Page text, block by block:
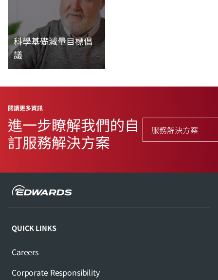
科學基礎減量目標倡
議
閱讀更多資訊
進一步瞭解我們的自
訂服務解決方案
服務解決方案
QUICK LINKS
Careers
Corporate Responsibility